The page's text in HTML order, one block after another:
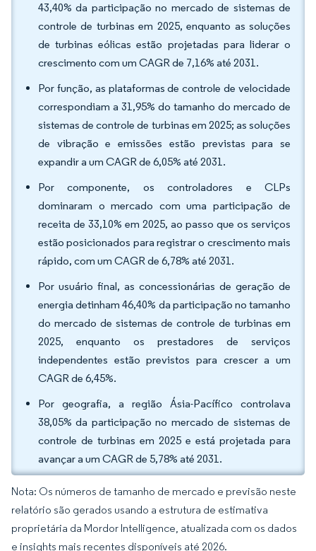
43,40% da participação no mercado de sistemas de
controle de turbinas em 2025, enquanto as soluções
de turbinas eólicas estão projetadas para liderar o
crescimento com um CAGR de 7,16% até 2031.
Por função, as plataformas de controle de velocidade
correspondiam a 31,95% do tamanho do mercado de
sistemas de controle de turbinas em 2025; as soluções
de vibração e emissões estão previstas para se
expandir a um CAGR de 6,05% até 2031.
Por componente, os controladores e CLPs
dominaram o mercado com uma participação de
receita de 33,10% em 2025, ao passo que os serviços
estão posicionados para registrar o crescimento mais
rápido, com um CAGR de 6,78% até 2031.
Por usuário final, as concessionárias de geração de
energia detinham 46,40% da participação no tamanho
do mercado de sistemas de controle de turbinas em
2025, enquanto os prestadores de serviços
independentes estão previstos para crescer a um
CAGR de 6,45%.
Por geografia, a região Ásia-Pacífico controlava
38,05% da participação no mercado de sistemas de
controle de turbinas em 2025 e está projetada para
avançar a um CAGR de 5,78% até 2031.
Nota: Os números de tamanho de mercado e previsão neste
relatório são gerados usando a estrutura de estimativa
proprietária da Mordor Intelligence, atualizada com os dados
e insights mais recentes disponíveis até 2026.